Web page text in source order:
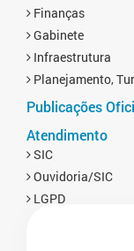
Finanças
Gabinete
Infraestrutura
Planejamento,
Publicações
Atendimento
SIC
Ouvidoria/SIC
LGPD